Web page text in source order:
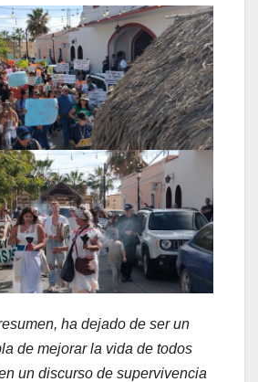
ha dejado de ser un
de mejorar la vida de todos
un discurso de supervivencia